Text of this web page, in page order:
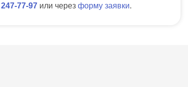
247-77-97 или через форму заявки.